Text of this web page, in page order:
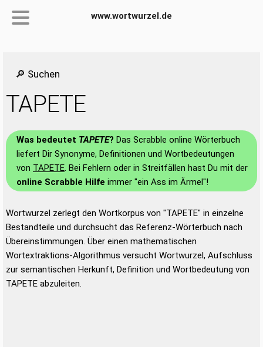
www.wortwurzel.de
🔎 Suchen
TAPETE
Was bedeutet TAPETE? Das Scrabble online Wörterbuch
liefert Dir Synonyme, Definitionen und Wortbedeutungen
von TAPETE. Bei Fehlern oder in Streitfällen hast Du mit der
online Scrabble Hilfe immer "ein Ass im Ärmel"!
Wortwurzel zerlegt den Wortkorpus von "TAPETE" in einzelne
Bestandteile und durchsucht das Referenz-Wörterbuch nach
Übereinstimmungen. Über einen mathematischen
Wortextraktions-Algorithmus versucht Wortwurzel, Aufschluss
zur semantischen Herkunft, Definition und Wortbedeutung von
TAPETE abzuleiten.